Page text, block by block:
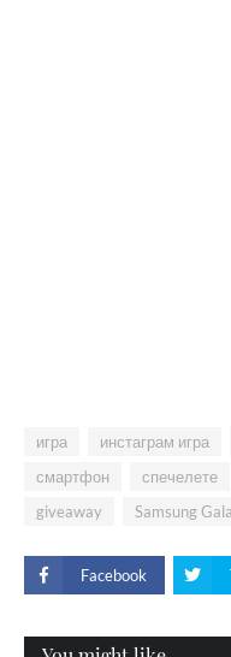
игра инстаграм игра
смартфон
спечелете
giveaway
Samsung
Facebook